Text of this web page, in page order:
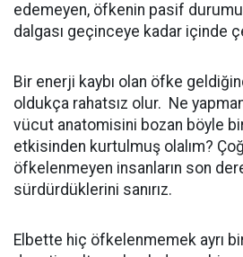
edemeyen, öfkenin pasif
dalgası geçinceye kadar içinde
Bir enerji kaybı olan öfke
oldukça rahatsız olur. Ne
vücut anatomisini bozan böyle bir
etkisinden kurtulmuş olalım?
öfkelenmeyen insanların son
sürdürdüklerini sanırız.
Elbette hiç öfkelenmemek ayrı